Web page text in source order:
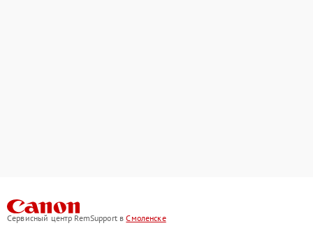
Сервисный центр RemSupport вСмоленске